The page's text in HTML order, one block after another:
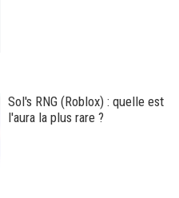
Sol's RNG (Roblox) : quelle est
l'aura la plus rare ?